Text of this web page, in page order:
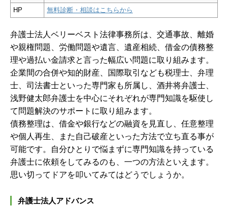
HP
無料診断・相談はこちらから
弁護士法人ベリーベスト法律事務所は、交通事故、離婚
や親権問題、労働問題や遺言、遺産相続、借金の債務整
理や過払い金請求と言った幅広い問題に取り組みます。
企業間の合併や知的財産、国際取引なども税理士、弁理
士、司法書士といった専門家も所属し、酒井将弁護士、
浅野健太郎弁護士を中心にそれぞれが専門知識を駆使し
て問題解決のサポートに取り組みます。
債務整理は、借金や銀行などの融資を見直し、任意整理
や個人再生、また自己破産といった方法で立ち直る事が
可能です。自分ひとりで悩まずに専門知識を持っている
弁護士に依頼をしてみるのも、一つの方法といえます。
思い切ってドアを叩いてみてはどうでしょうか。
弁護士法人アドバンス